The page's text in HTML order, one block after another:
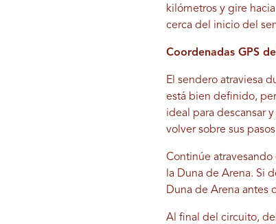
kilómetros y gire
cerca del inicio del
Coordenadas GPS
El sendero atraviesa
está bien definido,
ideal para descansar
volver sobre sus
Continúe
la Duna de Arena. Si
Duna de Arena antes
Al final del circuito,